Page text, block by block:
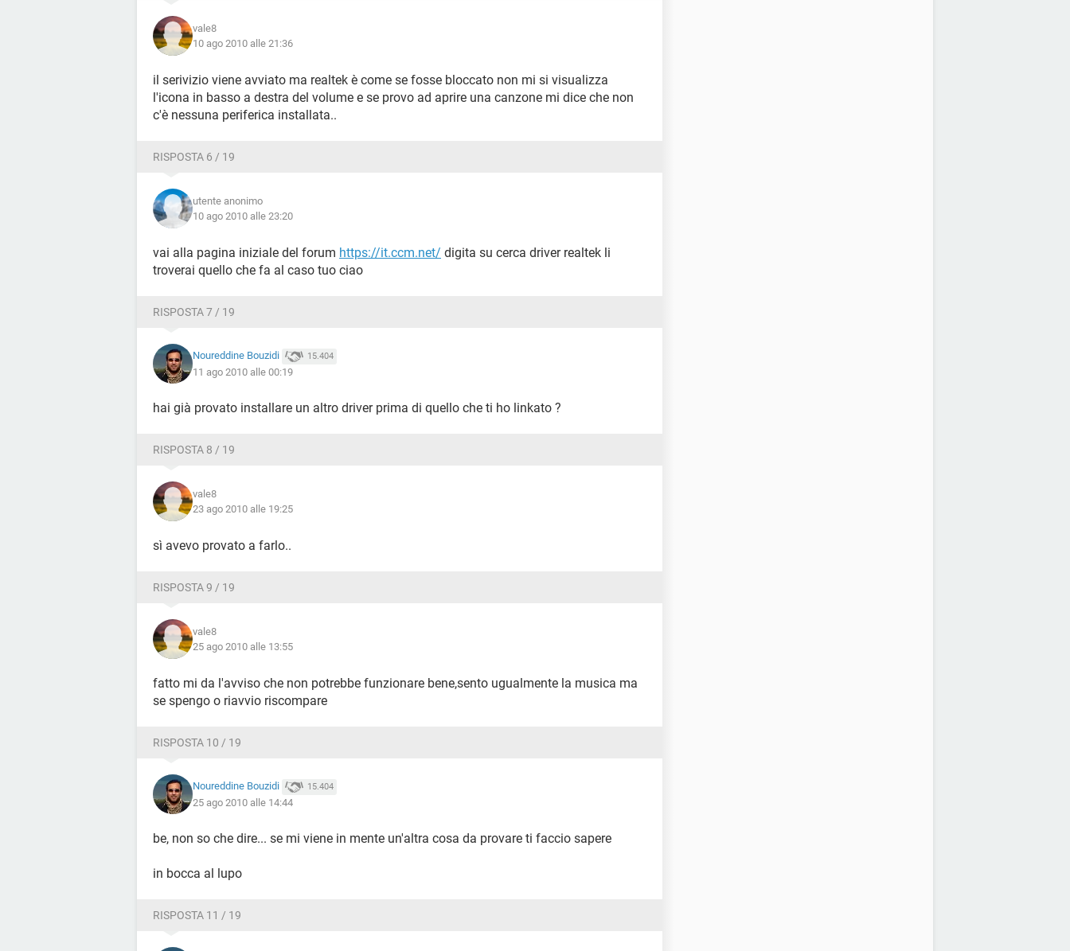
vale8
10 ago 2010 alle 21:36
il serivizio viene avviato ma realtek è come se fosse bloccato non mi si visualizza
l'icona in basso a destra del volume e se provo ad aprire una canzone mi dice che non
c'è nessuna periferica installata..
RISPOSTA 6 / 19
utente anonimo
10 ago 2010 alle 23:20
vai alla pagina iniziale del forum https://it.ccm.net/ digita su cerca driver realtek li
troverai quello che fa al caso tuo ciao
RISPOSTA 7 / 19
Noureddine Bouzidi 15.404
11 ago 2010 alle 00:19
hai già provato installare un altro driver prima di quello che ti ho linkato ?
RISPOSTA 8 / 19
vale8
23 ago 2010 alle 19:25
sì avevo provato a farlo..
RISPOSTA 9 / 19
vale8
25 ago 2010 alle 13:55
fatto mi da l'avviso che non potrebbe funzionare bene,sento ugualmente la musica ma
se spengo o riavvio riscompare
RISPOSTA 10 / 19
Noureddine Bouzidi 15.404
25 ago 2010 alle 14:44
be, non so che dire... se mi viene in mente un'altra cosa da provare ti faccio sapere
in bocca al lupo
RISPOSTA 11 / 19